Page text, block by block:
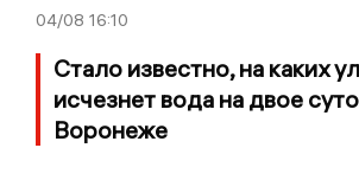
04/08 16:10
Стало известно, на каких
исчезнет вода на двое
Воронеже